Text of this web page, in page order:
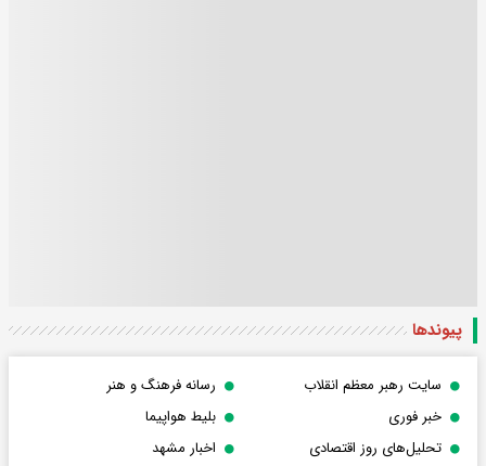
پیوندها
سایت رهبر معظم انقلاب
رسانه فرهنگ و هنر
خبر فوری
بلیط هواپیما
تحلیل‌های روز اقتصادی
اخبار مشهد